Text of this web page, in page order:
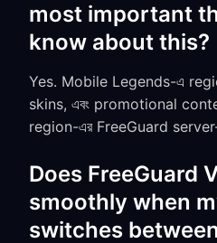
most important
know about this?
Yes. Mobile Legends-এ
skins, এবং promotional
region-এর FreeGuard
Does FreeGuard
smoothly when
switches